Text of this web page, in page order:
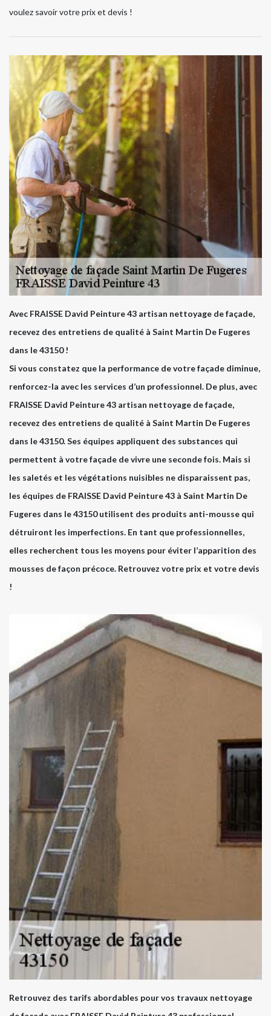
voulez savoir votre prix et devis !
Avec FRAISSE David Peinture 43 artisan nettoyage de façade,
recevez des entretiens de qualité à Saint Martin De Fugeres
dans le 43150 !
Si vous constatez que la performance de votre façade diminue,
renforcez-la avec les services d’un professionnel. De plus, avec
FRAISSE David Peinture 43 artisan nettoyage de façade,
recevez des entretiens de qualité à Saint Martin De Fugeres
dans le 43150. Ses équipes appliquent des substances qui
permettent à votre façade de vivre une seconde fois. Mais si
les saletés et les végétations nuisibles ne disparaissent pas,
les équipes de FRAISSE David Peinture 43 à Saint Martin De
Fugeres dans le 43150 utilisent des produits anti-mousse qui
détruiront les imperfections. En tant que professionnelles,
elles recherchent tous les moyens pour éviter l’apparition des
mousses de façon précoce. Retrouvez votre prix et votre devis
!
Retrouvez des tarifs abordables pour vos travaux nettoyage